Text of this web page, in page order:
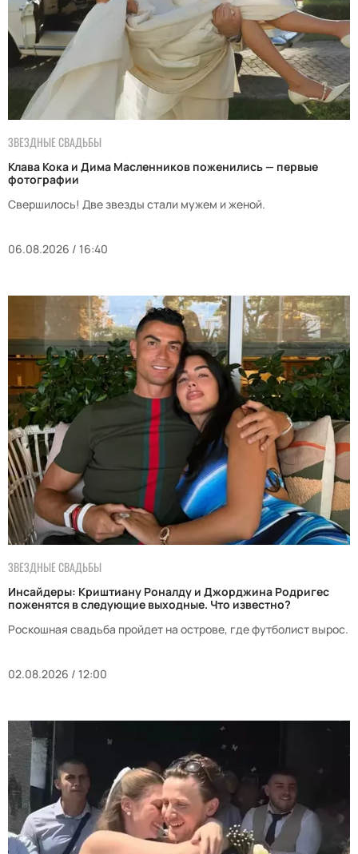
ЗВЕЗДНЫЕ СВАДЬБЫ
Клава Кока и Дима Масленников поженились — первые
фотографии
Свершилось! Две звезды стали мужем и женой.
06.08.2026 / 16:40
ЗВЕЗДНЫЕ СВАДЬБЫ
Инсайдеры: Криштиану Роналду и Джорджина Родригес
поженятся в следующие выходные. Что известно?
Роскошная свадьба пройдет на острове, где футболист вырос.
02.08.2026 / 12:00